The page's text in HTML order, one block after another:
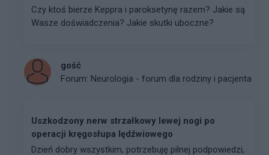
Czy ktoś bierze Keppra i paroksetynę razem? Jakie są
Wasze doświadczenia? Jakie skutki uboczne?
gość
Forum: Neurologia - forum dla rodziny i pacjenta
Uszkodzony nerw strzałkowy lewej nogi po
operacji kręgosłupa lędźwiowego
Dzień dobry wszystkim, potrzebuję pilnej podpowiedzi,